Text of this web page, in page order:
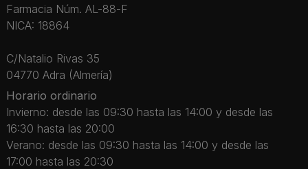
Farmacia Núm. AL-88-F
NICA: 18864
C/Natalio Rivas 35
04770 Adra (Almería)
Horario ordinario
Invierno: desde las 09:30 hasta las 14:00 y desde las
16:30 hasta las 20:00
Verano: desde las 09:30 hasta las 14:00 y desde las
17:00 hasta las 20:30